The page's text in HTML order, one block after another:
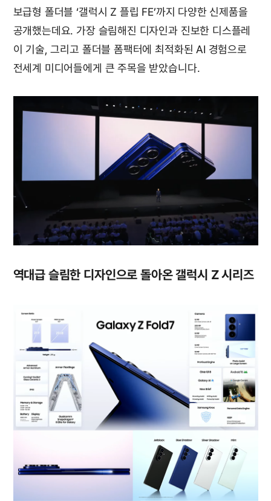
보급형 폴더블 ‘갤럭시 Z 플립 FE’까지 다양한 신제품을
공개했는데요. 가장 슬림해진 디자인과 진보한 디스플레
이 기술, 그리고 폴더블 폼팩터에 최적화된 AI 경험으로
전세계 미디어들에게 큰 주목을 받았습니다.
역대급 슬림한 디자인으로 돌아온 갤럭시 Z 시리즈